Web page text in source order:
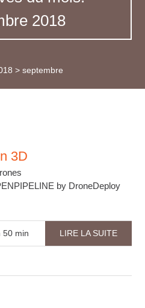
2018
>septembre
3D
by DroneDeploy
50 min LIRE LA SUITE